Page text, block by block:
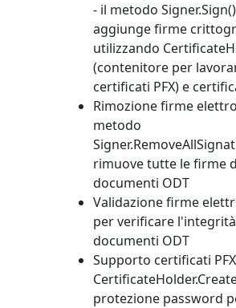
- il metodo Signer.Sign()
aggiunge firme
utilizzando
(contenitore per
certificati PFX) e
Rimozione firme
metodo
rimuove tutte le firme
documenti ODT
Validazione firme
per verificare
documenti ODT
Supporto certificati
protezione password